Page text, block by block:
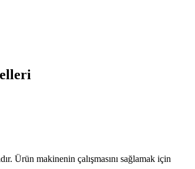
Ürün makinenin çalışmasını sağlamak için